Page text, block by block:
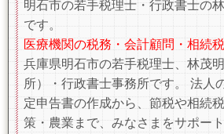
明石市の若手税理士・行政書士の
です。
医療機関の税務・会計顧問・相続
兵庫県明石市の若手税理士、林茂
所）・行政書士事務所です。 法人
定申告書の作成から、節税や相続
策・農業まで、みなさまをサポー